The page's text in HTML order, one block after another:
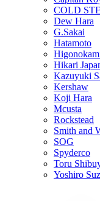
COLD
Dew Hara
G.Sakai
Hatamoto
Hikari
Kazuyuki
Kershaw
Koji Hara
Mcusta
Rockstead
Smith and
SOG
Spyderco
Toru
Yoshiro